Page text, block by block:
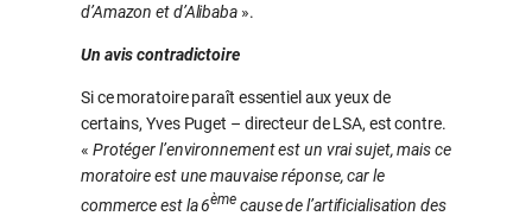
d’Amazon et d’Alibaba».
Un avis contradictoire
Si ce moratoire paraît essentiel aux yeux de
certains, Yves Puget – directeur de LSA, est contre.
« Protéger l’environnement est un vrai sujet, mais ce
moratoire est une mauvaise réponse, car le
commerce est la 6ème cause de l’artificialisation des